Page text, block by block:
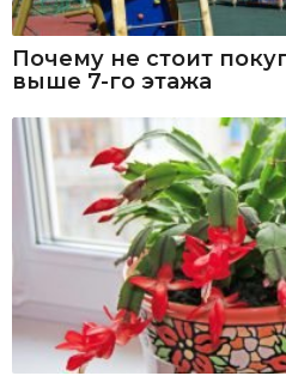
Почему не стоит
выше 7-го этажа